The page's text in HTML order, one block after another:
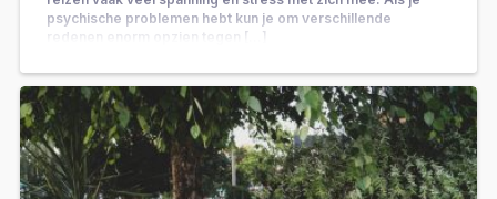
psychische problemen hebt kun je om verschillende
redenen enorm opzien tegen […]